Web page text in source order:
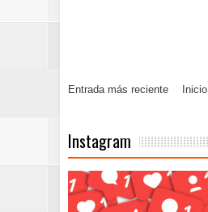
Entrada más reciente Inicio
Instagram